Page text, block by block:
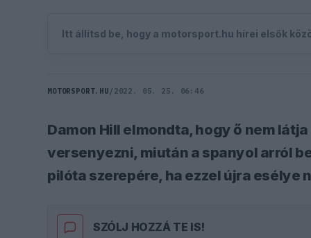
Itt állítsd be, hogy a motorsport.hu hírei elsők
MOTORSPORT.HU / 2022. 05. 25. 06:46
Damon Hill elmondta, hogy ő nem
versenyezni, miután a spanyol arról
pilóta szerepére, ha ezzel újra esélye
SZÓLJ HOZZÁ TE IS!